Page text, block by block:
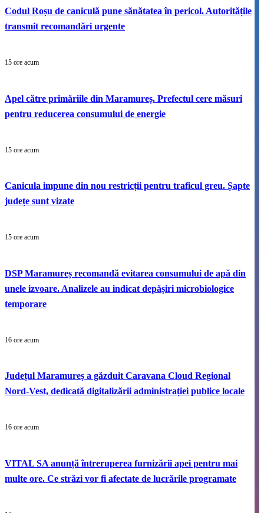
Codul Roșu de caniculă pune sănătatea în pericol. Autoritățile
transmit recomandări urgente
15 ore acum
Apel către primăriile din Maramureș. Prefectul cere măsuri
pentru reducerea consumului de energie
15 ore acum
Canicula impune din nou restricții pentru traficul greu. Șapte
județe sunt vizate
15 ore acum
DSP Maramureș recomandă evitarea consumului de apă din
unele izvoare. Analizele au indicat depășiri microbiologice
temporare
16 ore acum
Județul Maramureș a găzduit Caravana Cloud Regional
Nord-Vest, dedicată digitalizării administrației publice locale
16 ore acum
VITAL SA anunță întreruperea furnizării apei pentru mai
multe ore. Ce străzi vor fi afectate de lucrările programate